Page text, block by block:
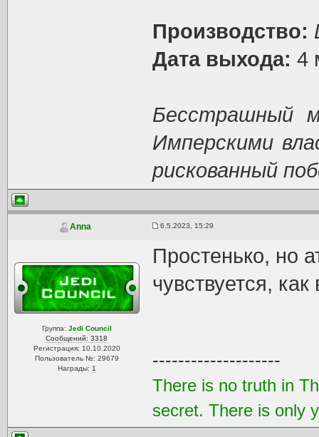
Производство:
Дата выхода: 4
Бесстрашный
Имперскими
рискованный
Anna 6.5.2023, 15:29
Группа: Jedi Council
Сообщений: 3318
Регистрация: 10.10.2020
Пользователь №: 29679
Награды: 1
Простенько, но
чувствуется,
--------------------
There is no truth in
secret. There is only